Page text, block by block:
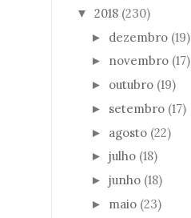
▼ 2018 (230)
► dezembro (19)
► novembro (17)
► outubro (19)
► setembro (17)
► agosto (22)
► julho (18)
► junho (18)
► maio (23)